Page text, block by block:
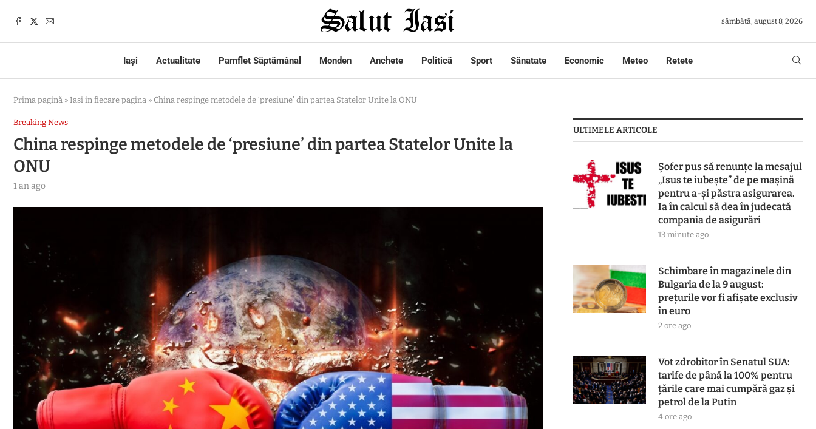
sâmbătă, august 8, 2026
Iași Actualitate Pamflet Săptămânal Monden Anchete Politică Sport Sănatate Economic Meteo Retete
Prima pagină » Iasi in fiecare pagina » China respinge metodele de ‘presiune’ din partea Statelor Unite la ONU
Breaking News
China respinge metodele de ‘presiune’ din partea Statelor Unite la
ONU
1 an ago
ULTIMELE ARTICOLE
Șofer pus să renunțe la mesajul
„Isus te iubește” de pe mașină
pentru a-și păstra asigurarea.
Ia în calcul să dea în judecată
compania de asigurări
13 minute ago
Schimbare în magazinele din
Bulgaria de la 9 august:
prețurile vor fi afișate exclusiv
în euro
2 ore ago
Vot zdrobitor în Senatul SUA:
tarife de până la 100% pentru
țările care mai cumpără gaz și
petrol de la Putin
4 ore ago